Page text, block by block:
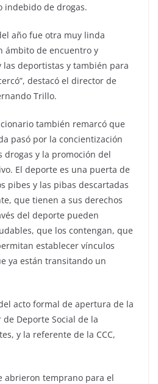
indebido de drogas.
año fue otra muy linda
ámbito de encuentro y
las deportistas y también para
destacó el director de
Trillo.
también remarcó que
pasó por la concientización
drogas y la promoción del
El deporte es una puerta de
pibes y las pibas descartadas
que tienen a sus derechos
del deporte pueden
que los contengan, que
establecer vínculos
ya están transitando un
acto formal de apertura de la
Deporte Social de la
y la referente de la CCC,
abrieron temprano para el